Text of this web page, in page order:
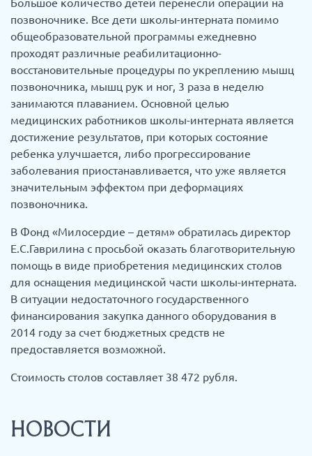
Большое количество детей перенесли операции на
позвоночнике. Все дети школы-интерната помимо
общеобразовательной программы ежедневно
проходят различные реабилитационно-
восстановительные процедуры по укреплению мышц
позвоночника, мышц рук и ног, 3 раза в неделю
занимаются плаванием. Основной целью
медицинских работников школы-интерната является
достижение результатов, при которых состояние
ребенка улучшается, либо прогрессирование
заболевания приостанавливается, что уже является
значительным эффектом при деформациях
позвоночника.
В Фонд «Милосердие – детям» обратилась директор
Е.С.Гаврилина с просьбой оказать благотворительную
помощь в виде приобретения медицинских столов
для оснащения медицинской части школы-интерната.
В ситуации недостаточного государственного
финансирования закупка данного оборудования в
2014 году за счет бюджетных средств не
предоставляется возможной.
Стоимость столов составляет 38 472 рубля.
НОВОСТИ